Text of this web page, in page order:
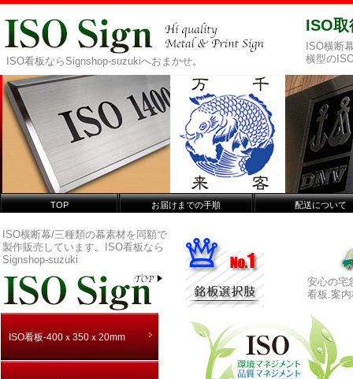
ISO横断
横型の
ISO
ISO看板ならSignshop-suzukiへおまかせ。
TOP お届けまでの手順 配送について
ISO横断幕/三種類の幕素材を同額で
製作販売しています。ISO看板なら
Signshop-suzuki
ISO看板-400ｘ350ｘ20mm
安心の宅
看板.案